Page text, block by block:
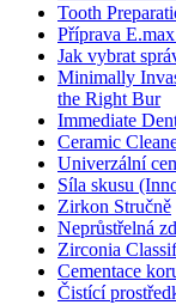
Tooth
Příprava
Jak vybrat
Minimally
the Right Bur
Immediate
Ceramic
Univerzální
Síla skusu
Zirkon Stručně
Neprůstřelná
Zirconia
Cementace
Čistící